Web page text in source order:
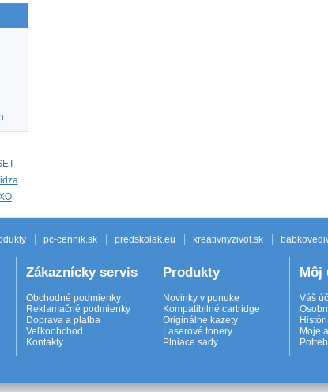
pc-cennik.sk predskolak.eu kreativnyzivot.sk
Zákaznícky servis
Obchodné podmienky
Reklamačné podmienky
Doprava a platba
Veľkoobchod
Kontakty
Produkty
Novinky v ponuke
Kompatibilné cartridge
Originálne kazety
Laserové tonery
Plniace sady
Môj
Váš
Moje